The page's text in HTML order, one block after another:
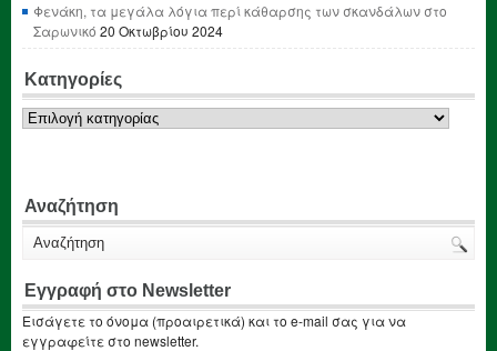
Φενάκη, τα μεγάλα λόγια περί κάθαρσης των σκανδάλων στο
Σαρωνικό 20 Οκτωβρίου 2024
Κατηγορίες
Κατηγορίες
Αναζήτηση
Εγγραφή στο Newsletter
Εισάγετε το όνομα (προαιρετικά) και το e-mail σας για να
εγγραφείτε στο newsletter.